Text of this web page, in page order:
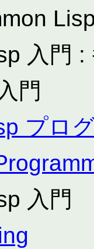
入門
門
プロ
入門